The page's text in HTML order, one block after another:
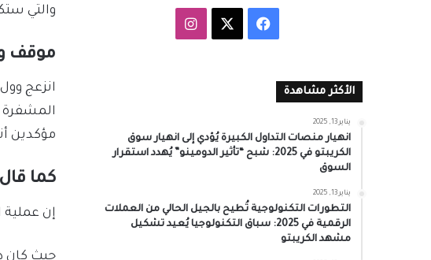
والتي
موقف
انزعج
المشفرة
مؤكدين
كما
إن
فيسبوك انستقرام
الأكثر مشاهدة
يناير 13, 2025
انهيار منصات التداول الكبيرة يُؤدي إلى انهيار سوق
الكريبتو في 2025: شبح “تأثير الدومينو” يُهدد استقرار
السوق
يناير 13, 2025
التطورات التكنولوجية تُطيح بالجيل الحالي من العملات
الرقمية في 2025: سباق التكنولوجيا يُعيد تشكيل
مشهد الكريبتو